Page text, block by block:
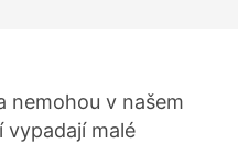
nemohou v našem
vypadají malé